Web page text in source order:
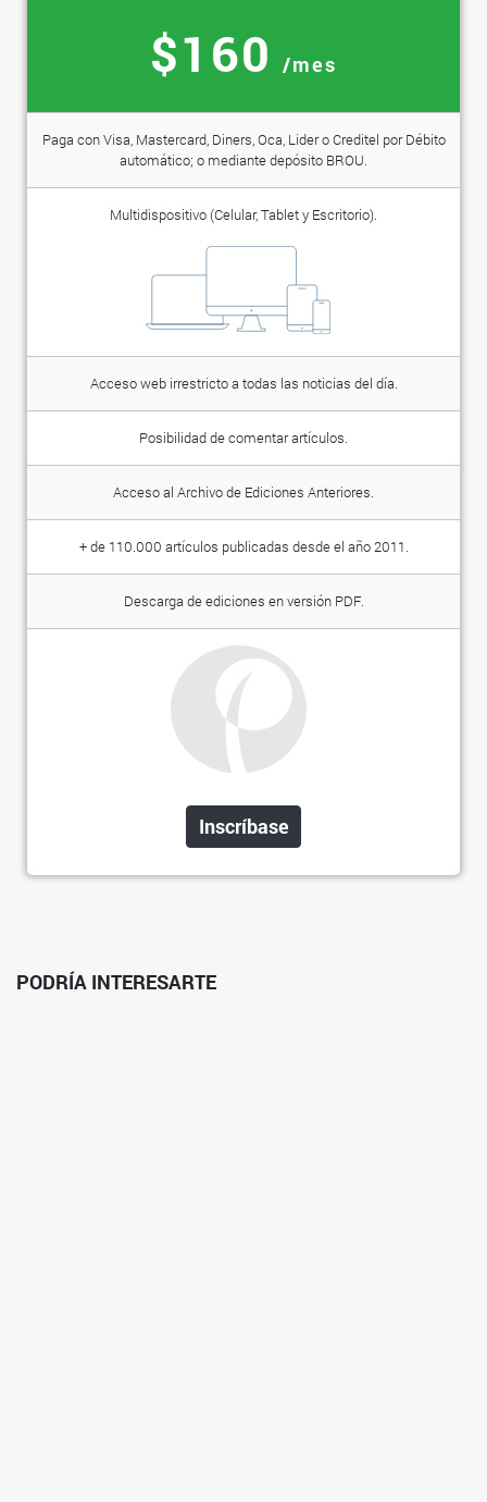
$160 /mes
Paga con Visa, Mastercard, Diners, Oca, Lider o Creditel por Débito
automático; o mediante depósito BROU.
Multidispositivo (Celular, Tablet y Escritorio).
Acceso web irrestricto a todas las noticias del día.
Posibilidad de comentar artículos.
Acceso al Archivo de Ediciones Anteriores.
+ de 110.000 artículos publicadas desde el año 2011.
Descarga de ediciones en versión PDF.
Inscríbase
PODRÍA INTERESARTE